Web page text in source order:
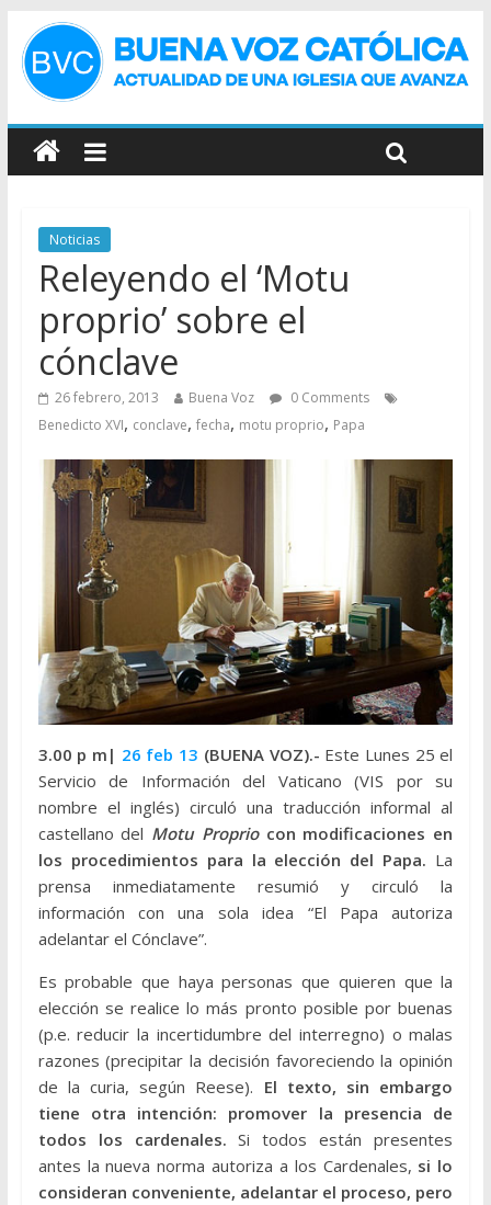
Noticias
Releyendo el ‘Motu
proprio’ sobre el
cónclave
26 febrero, 2013 Buena Voz
0 Comments
Benedicto XVI, conclave, fecha, motu proprio, Papa
3.00 p m| 26 feb 13 (BUENA VOZ).- Este Lunes 25 el
Servicio de Información del Vaticano (VIS por su
nombre el inglés) circuló una traducción informal al
castellano del Motu Propriocon modificaciones en
los procedimientos para la elección del Papa. La
prensa inmediatamente resumió y circuló la
información con una sola idea “El Papa autoriza
adelantar el Cónclave”.
Es probable que haya personas que quieren que la
elección se realice lo más pronto posible por buenas
(p.e. reducir la incertidumbre del interregno) o malas
razones (precipitar la decisión favoreciendo la opinión
de la curia, según Reese). El texto, sin embargo
tiene otra intención: promover la presencia de
todos los cardenales. Si todos están presentes
antes la nueva norma autoriza a los Cardenales, si lo
consideran conveniente, adelantar el proceso, pero